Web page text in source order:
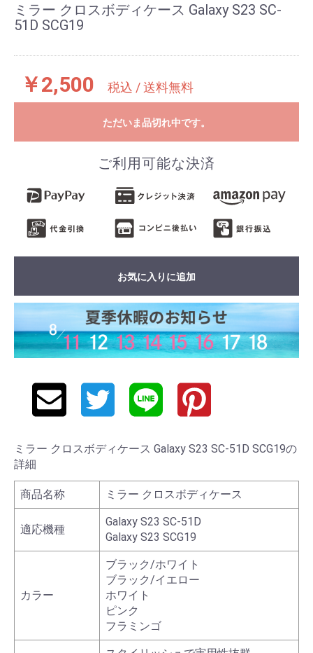
ミラー クロスボディケース Galaxy S23 SC-
51D SCG19
￥2,500 税込 / 送料無料
ただいま品切れ中です。
ご利用可能な決済
お気に入りに追加
ミラー クロスボディケース Galaxy S23 SC-51D SCG19の
詳細
商品名称 ミラー クロスボディケース
適応機種
Galaxy S23 SC-51D
Galaxy S23 SCG19
カラー
ブラック/ホワイト
ブラック/イエロー
ホワイト
ピンク
フラミンゴ